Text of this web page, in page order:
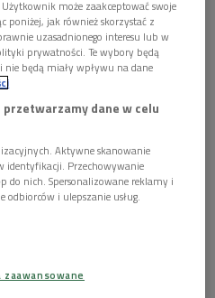
książek. Na zdjęciu fragment okładki
Gawęckiego pt. "Tyrmand i
terytoria.
Foto: mat. prasowe
noszący kolorowe
człowiek wierny swoim
Miał niesłychaną
Tyrmand po prostu
może zaakceptować swoje
jak również skorzystać z
uzasadnionego interesu lub w
prywatności. Te wybory będą
będą miały wpływu na dane
dane w celu
Aktywne skanowanie
identyfikacji. Przechowywanie
do nich. Spersonalizowane reklamy i
i ulepszanie usług.